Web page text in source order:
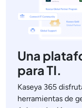
Una
para TI.
Kaseya 365
herramientas de